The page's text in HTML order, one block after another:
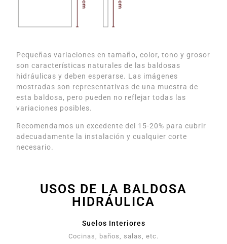
Pequeñas variaciones en tamaño, color, tono y grosor
son características naturales de las baldosas
hidráulicas y deben esperarse. Las imágenes
mostradas son representativas de una muestra de
esta baldosa, pero pueden no reflejar todas las
variaciones posibles.
Recomendamos un excedente del 15-20% para cubrir
adecuadamente la instalación y cualquier corte
necesario.
USOS DE LA BALDOSA
HIDRÁULICA
Suelos Interiores
Cocinas, baños, salas, etc.